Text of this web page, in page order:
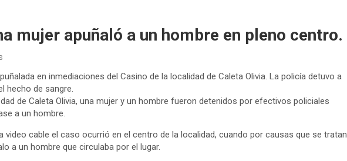
mujer apuñaló a un hombre en pleno centro.
en inmediaciones del Casino de la localidad de Caleta Olivia. La policía detuvo a
hecho de sangre.
de Caleta Olivia, una mujer y un hombre fueron detenidos por efectivos policiales
a un hombre.
video cable el caso ocurrió en el centro de la localidad, cuando por causas que se tratan
a un hombre que circulaba por el lugar.